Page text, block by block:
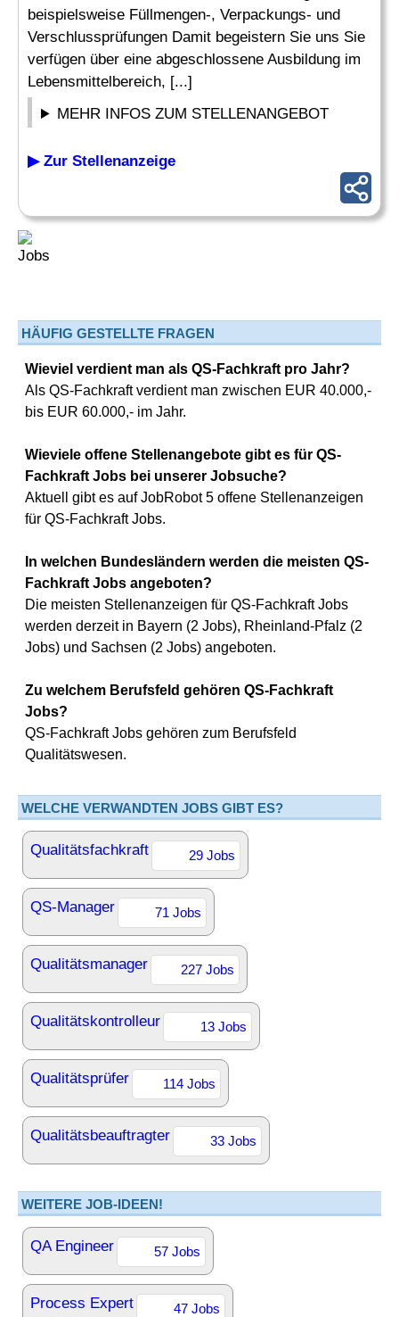
beispielsweise Füllmengen-, Verpackungs- und
Verschlussprüfungen Damit begeistern Sie uns Sie
verfügen über eine abgeschlossene Ausbildung im
Lebensmittelbereich, [...]
MEHR INFOS ZUM STELLENANGEBOT
▶ Zur Stellenanzeige
HÄUFIG GESTELLTE FRAGEN
Wieviel verdient man als QS-Fachkraft pro Jahr?
Als QS-Fachkraft verdient man zwischen EUR 40.000,-
bis EUR 60.000,- im Jahr.
Wieviele offene Stellenangebote gibt es für QS-
Fachkraft Jobs bei unserer Jobsuche?
Aktuell gibt es auf JobRobot 5 offene Stellenanzeigen
für QS-Fachkraft Jobs.
In welchen Bundesländern werden die meisten QS-
Fachkraft Jobs angeboten?
Die meisten Stellenanzeigen für QS-Fachkraft Jobs
werden derzeit in Bayern (2 Jobs), Rheinland-Pfalz (2
Jobs) und Sachsen (2 Jobs) angeboten.
Zu welchem Berufsfeld gehören QS-Fachkraft
Jobs?
QS-Fachkraft Jobs gehören zum Berufsfeld
Qualitätswesen.
WELCHE VERWANDTEN JOBS GIBT ES?
Qualitätsfachkraft 29 Jobs
QS-Manager 71 Jobs
Qualitätsmanager 227 Jobs
Qualitätskontrolleur 13 Jobs
Qualitätsprüfer 114 Jobs
Qualitätsbeauftragter 33 Jobs
WEITERE JOB-IDEEN!
QA Engineer 57 Jobs
Process Expert 47 Jobs